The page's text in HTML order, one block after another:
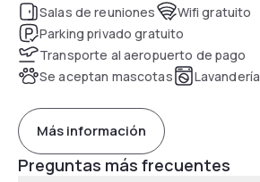
Salas de reuniones
Wifi gratuito
Parking privado gratuito
Transporte al aeropuerto de pago
Se aceptan mascotas
Lavandería
Más información
Preguntas más frecuentes